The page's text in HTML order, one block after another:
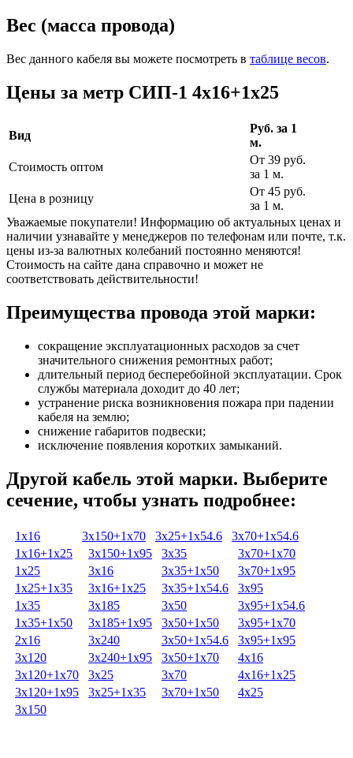
Вес (масса провода)
Вес данного кабеля вы можете посмотреть в таблице весов.
Цены за метр СИП-1 4х16+1х25
Вид
Руб. за 1
м.
Стоимость оптом
От 39 руб.
за 1 м.
Цена в розницу
От 45 руб.
за 1 м.
Уважаемые покупатели! Информацию об актуальных ценах и
наличии узнавайте у менеджеров по телефонам или почте, т.к.
цены из-за валютных колебаний постоянно меняются!
Стоимость на сайте дана справочно и может не
соответствовать действительности!
Преимущества провода этой марки:
сокращение эксплуатационных расходов за счет
значительного снижения ремонтных работ;
длительный период бесперебойной эксплуатации. Срок
службы материала доходит до 40 лет;
устранение риска возникновения пожара при падении
кабеля на землю;
снижение габаритов подвески;
исключение появления коротких замыканий.
Другой кабель этой марки. Выберите
сечение, чтобы узнать подробнее:
1х16 3х150+1х70 3х25+1х54.6
3х70+1х54.6
1х16+1х25
3х150+1х95 3х35
3х70+1х70
1х25
3х16 3х35+1х50
3х70+1х95
1х25+1х35
3х16+1х25 3х35+1х54.6
3х95
1х35
3х185 3х50
3х95+1х54.6
1х35+1х50
3х185+1х95 3х50+1х50
3х95+1х70
2х16
3х240 3х50+1х54.6
3х95+1х95
3х120
3х240+1х95 3х50+1х70
4х16
3х120+1х70
3х25 3х70
4х16+1х25
3х120+1х95
3х25+1х35 3х70+1х50
4х25
3х150